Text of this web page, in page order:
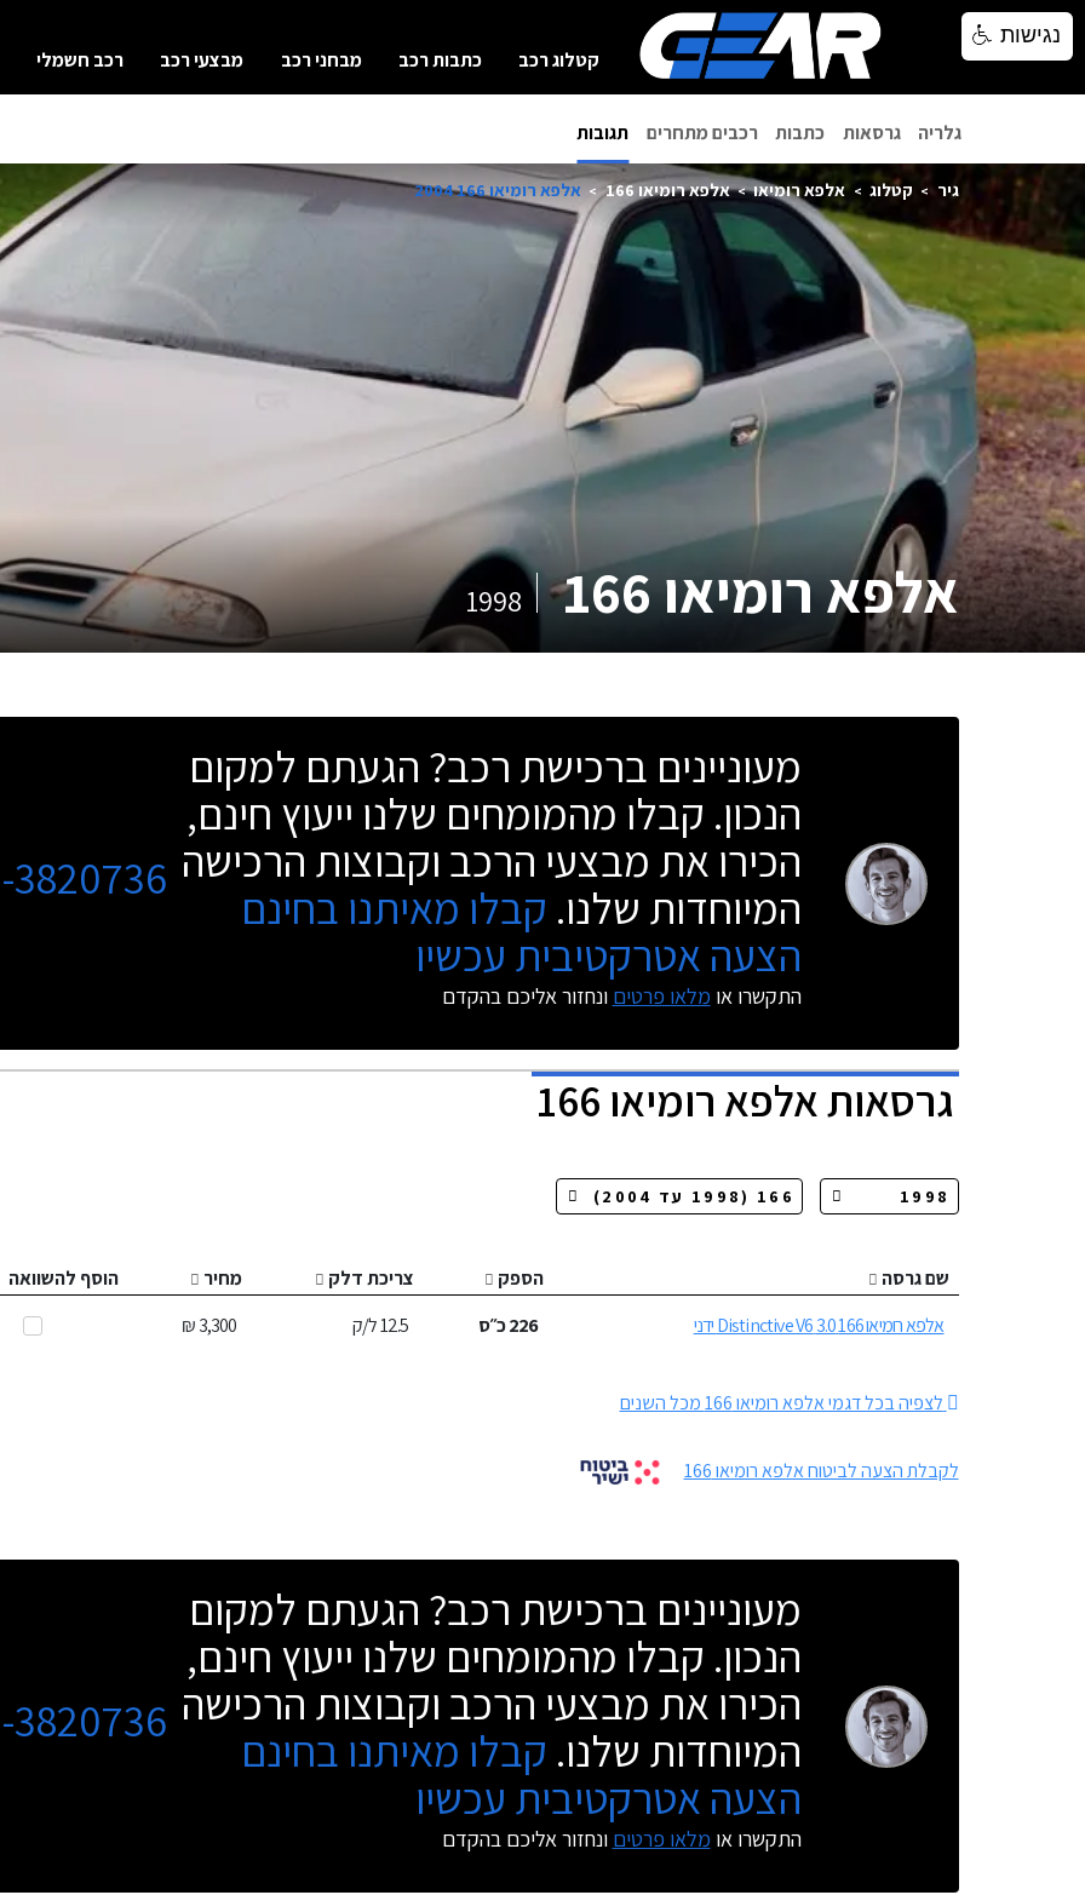
קטלוג רכב כתבות רכב מבחני רכב מבצעי רכב רכב חשמלי
גלריה גרסאות כתבות רכבים מתחרים תגובות
גיר קטלוג אלפא רומיאו אלפא רומיאו 166 אלפא רומיאו 166 2004
אלפא רומיאו 166 1998
מעוניינים ברכישת רכב? הגעתם למקום
הנכון. קבלו מהמומחים שלנו ייעוץ חינם,
הכירו את מבצעי הרכב וקבוצות הרכישה
המיוחדות שלנו. קבלו מאיתנו בחינם
הצעה אטרקטיבית עכשיו
התקשרו או מלאו פרטים ונחזור אליכם בהקדם
3820736
גרסאותאלפא רומיאו 166
שם גרסה הספק צריכת דלק מחיר
הוסף להשוואה
אלפא רומיאו 166 3.0 Distinctive V6 ידני
226כ״ס 12.5ל/ק 3,300 ₪
לצפיה בכל דגמי אלפא רומיאו 166 מכל השנים
לקבלת הצעה לביטוח אלפא רומיאו 166
מעוניינים ברכישת רכב? הגעתם למקום
הנכון. קבלו מהמומחים שלנו ייעוץ חינם,
הכירו את מבצעי הרכב וקבוצות הרכישה
המיוחדות שלנו. קבלו מאיתנו בחינם
הצעה אטרקטיבית עכשיו
התקשרו או מלאו פרטים ונחזור אליכם בהקדם
3820736
נגישות
נגישות